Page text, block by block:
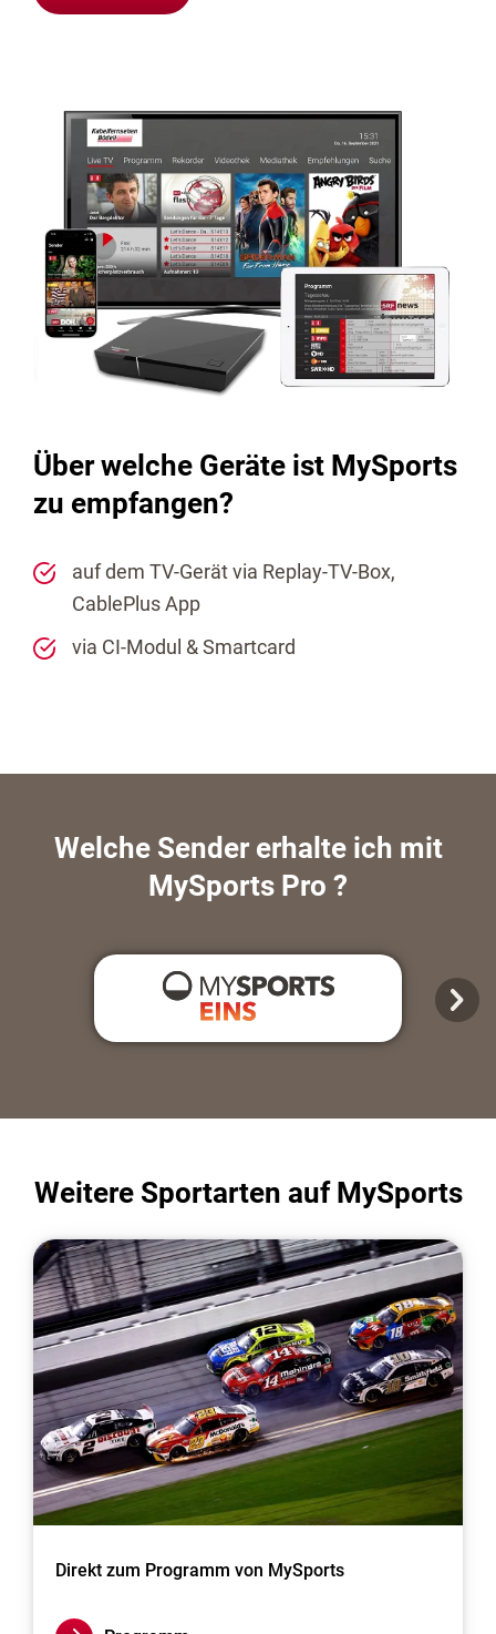
Über welche Geräte ist MySports
zu empfangen?
auf dem TV-Gerät via Replay-TV-Box,
CablePlus App
via CI-Modul & Smartcard
Welche Sender erhalte ich mit
MySports Pro ?
Weitere Sportarten auf MySports
Direkt zum Programm von MySports